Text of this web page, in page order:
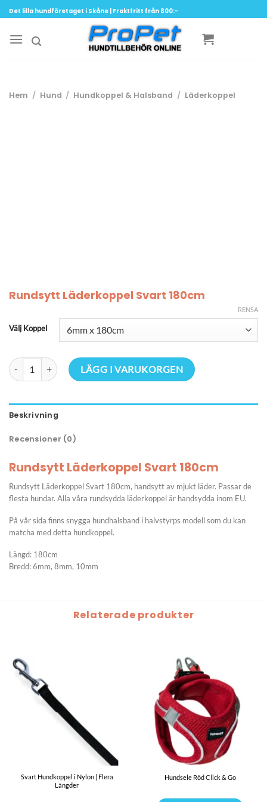
Skip
to
content
Det lilla hundföretaget i Skåne | Fraktfritt från 800:-
Hem / Hund / Hundkoppel & Halsband / Läderkoppel
Rundsytt Läderkoppel Svart 180cm
Välj Koppel
RENSA
Rundsytt Läderkoppel Svart 180cm mängd
LÄGG I VARUKORGEN
Beskrivning
Recensioner (0)
Rundsytt Läderkoppel Svart 180cm
Rundsytt Läderkoppel Svart 180cm, handsytt av mjukt läder. Passar de
flesta hundar. Alla våra rundsydda läderkoppel är handsydda inom EU.
På vår sida finns snygga hundhalsband i halvstyrps modell som du kan
matcha med detta hundkoppel.
Längd: 180cm
Bredd: 6mm, 8mm, 10mm
Relaterade produkter
Svart Hundkoppel i Nylon | Flera
Längder
Hundsele Röd Click & Go